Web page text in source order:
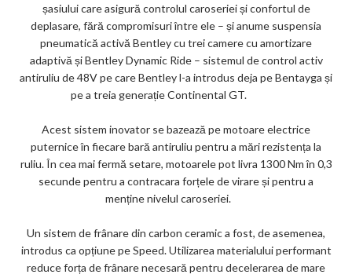
șasiului care asigură controlul caroseriei și confortul de
deplasare, fără compromisuri între ele – și anume suspensia
pneumatică activă Bentley cu trei camere cu amortizare
adaptivă și Bentley Dynamic Ride – sistemul de control activ
antiruliu de 48V pe care Bentley l-a introdus deja pe Bentayga și
pe a treia generație Continental GT.
Acest sistem inovator se bazează pe motoare electrice
puternice în fiecare bară antiruliu pentru a mări rezistența la
ruliu. În cea mai fermă setare, motoarele pot livra 1300 Nm în 0,3
secunde pentru a contracara forțele de virare și pentru a
menține nivelul caroseriei.
Un sistem de frânare din carbon ceramic a fost, de asemenea,
introdus ca opțiune pe Speed. Utilizarea materialului performant
reduce forța de frânare necesară pentru decelerarea de mare